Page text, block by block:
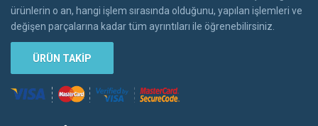
ürünlerin o an, hangi işlem sırasında olduğunu, yapılan işlemleri ve
değişen parçalarına kadar tüm ayrıntıları ile öğrenebilirsiniz.
ÜRÜN TAKİP